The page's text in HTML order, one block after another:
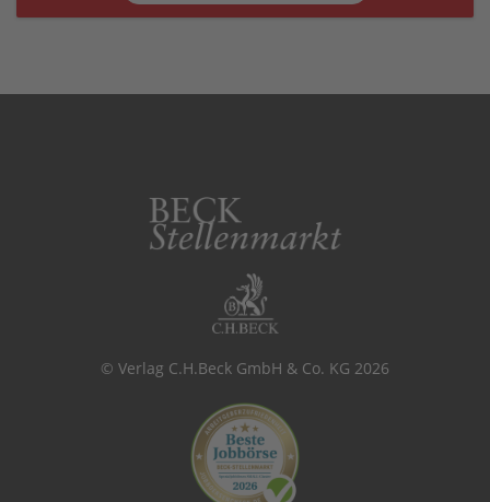
© Verlag C.H.Beck GmbH & Co. KG 2026